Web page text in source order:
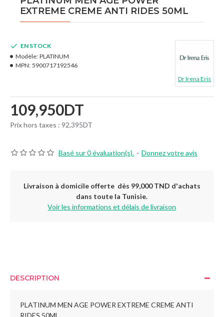
EXTREME CREME ANTI RIDES 50ML
Basé sur 0 évaluation(s). - Donnez votre avis
109,950DT
Prix hors taxes : 92,395DT
EN STOCK
Modèle: PLATINUM
MPN: 5900717192546
Dr Irena Eris
Livraison à domicile offerte dès 99,000 TND d'achats
dans toute la Tunisie.
Voir les informations et délais de livraison
DESCRIPTION
PLATINUM MEN AGE POWER EXTREME CREME ANTI
RIDES 50ML